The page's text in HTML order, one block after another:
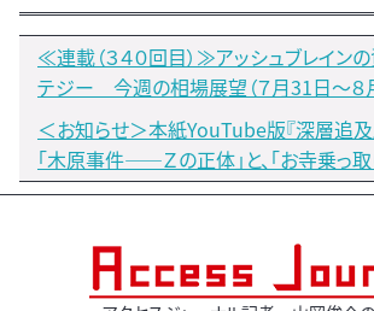
≪連載（３４０回目）≫アッシュブレイン
テジー 今週の相場展望（７月31日～８
＜お知らせ＞本紙YouTube版『深層追及
「木原事件――Ｚの正体」と、「お寺乗っ